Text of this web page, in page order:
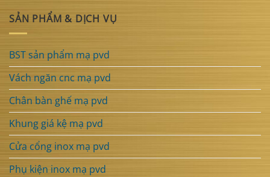
SẢN PHẨM & DỊCH VỤ
BST sản phẩm mạ pvd
Vách ngăn cnc mạ pvd
Chân bàn ghế mạ pvd
Khung giá kệ mạ pvd
Cửa cổng inox mạ pvd
Phụ kiện inox mạ pvd